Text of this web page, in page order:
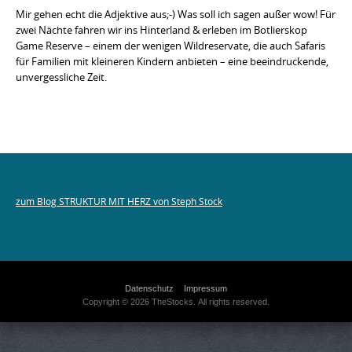
Mir gehen echt die Adjektive aus;-) Was soll ich sagen außer wow! Für
zwei Nächte fahren wir ins Hinterland & erleben im Botlierskop
Game Reserve – einem der wenigen Wildreservate, die auch Safaris
für Familien mit kleineren Kindern anbieten – eine beeindruckende,
unvergessliche Zeit.
zum Blog STRUKTUR MIT HERZ von Steph Stock
Datenschutz
Impressum
Copyright © 2026 TheStocks. All rights reserved.